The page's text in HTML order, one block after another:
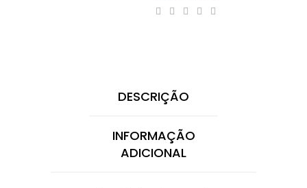
DESCRIÇÃO
INFORMAÇÃO
ADICIONAL